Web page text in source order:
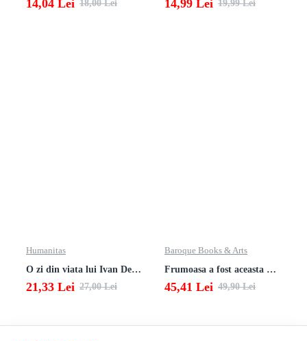
14,04 Lei 18,00 Lei 14,99 Lei 19,99 Lei
Humanitas
O zi din viata lui Ivan Denisovici
21,33 Lei 27,00 Lei
Baroque Books & Arts
Frumoasa a fost aceasta viata. totusi.
45,41 Lei 49,90 Lei